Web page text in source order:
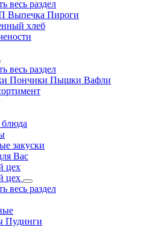
весь раздел
Выпечка Пироги
хлеб
весь раздел
Пончики Пышки Вафли
закуски
Вас
цех
цех
весь раздел
Пудинги